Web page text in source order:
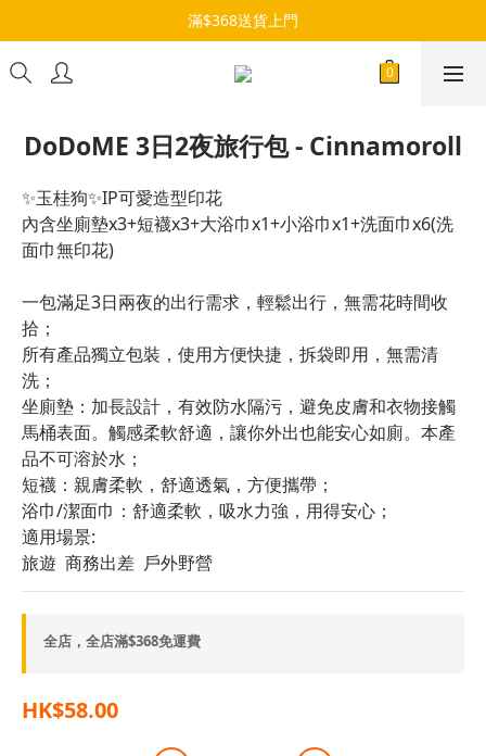
滿$368送貨上門
DoDoME 3日2夜旅行包 - Cinnamoroll
✨玉桂狗✨IP可愛造型印花
內含坐廁墊x3+短襪x3+大浴巾x1+小浴巾x1+洗面巾x6(洗
面巾無印花)
一包滿足3日兩夜的出行需求，輕鬆出行，無需花時間收
拾；
所有產品獨立包裝，使用方便快捷，拆袋即用，無需清
洗；
坐廁墊：加長設計，有效防水隔污，避免皮膚和衣物接觸
馬桶表面。觸感柔軟舒適，讓你外出也能安心如廁。本產
品不可溶於水；
短襪：親膚柔軟，舒適透氣，方便攜帶；
浴巾/潔面巾：舒適柔軟，吸水力強，用得安心；
適用場景:
旅遊  商務出差  戶外野營
全店，全店滿$368免運費
HK$58.00